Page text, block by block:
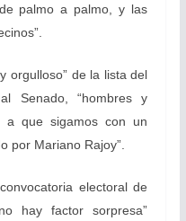
palmo a palmo, y las
orgulloso” de la lista del
Senado, “hombres y
a que sigamos con un
por Mariano Rajoy”.
electoral de
hay factor sorpresa”